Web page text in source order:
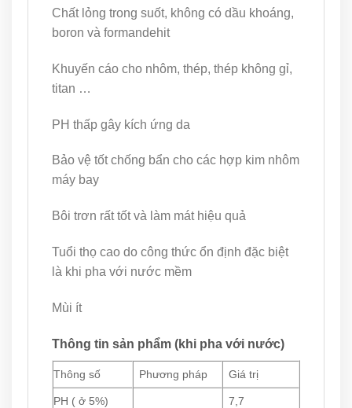
Chất lỏng trong suốt, không có dầu khoáng,
boron và formandehit
Khuyến cáo cho nhôm, thép, thép không gỉ,
titan …
PH thấp gây kích ứng da
Bảo vệ tốt chống bẩn cho các hợp kim nhôm
máy bay
Bôi trơn rất tốt và làm mát hiệu quả
Tuổi thọ cao do công thức ổn định đặc biệt
là khi pha với nước mềm
Mùi ít
Thông tin sản phẩm (khi pha với nước)
Thông số Phương pháp Giá trị
PH ( ở 5%) 7,7